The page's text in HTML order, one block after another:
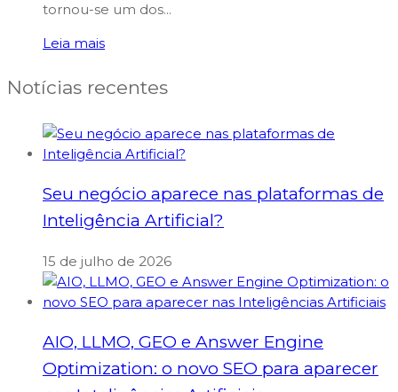
tornou-se um dos...
Leia mais
Notícias recentes
Seu negócio aparece nas plataformas de
Inteligência Artificial?
15 de julho de 2026
AIO, LLMO, GEO e Answer Engine
Optimization: o novo SEO para aparecer